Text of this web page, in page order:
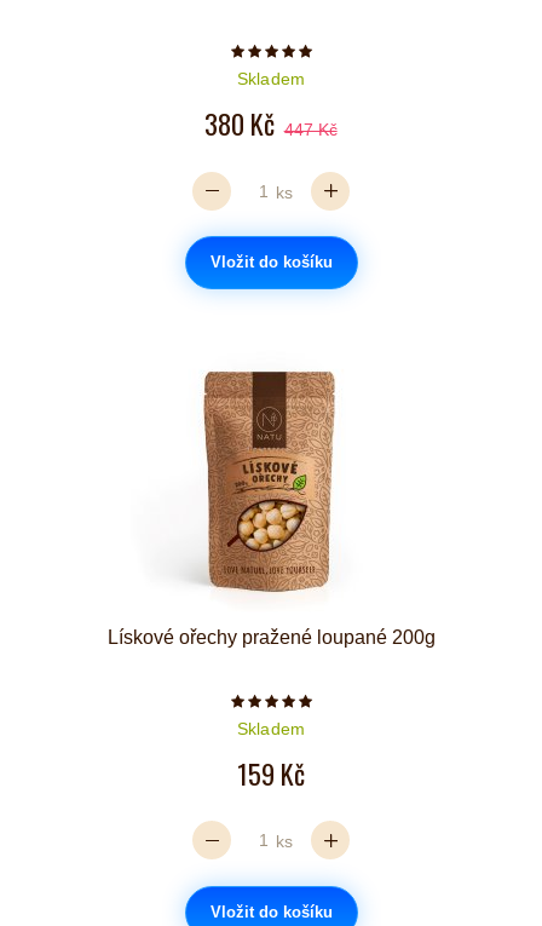
Počet hvězdiček je 5 z 5
Skladem
380 Kč 447 Kč
ks
Vložit do košíku
Lískové ořechy pražené loupané 200g
Počet hvězdiček je 5 z 5
Skladem
159 Kč
ks
Vložit do košíku